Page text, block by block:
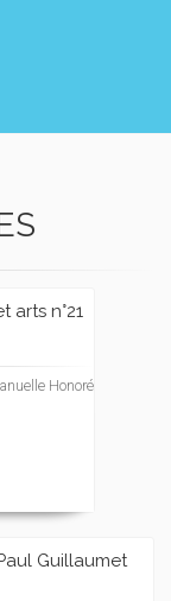
arts n°21
Honoré
Guillaumet